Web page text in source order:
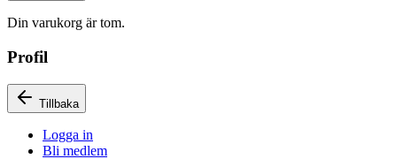
Din varukorg är tom.
Profil
Tillbaka
Logga in
Bli medlem